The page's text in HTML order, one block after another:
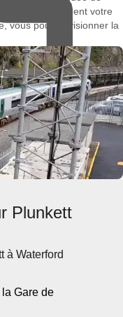
trouver facilement votre
vous pouvez visionner la
Plunkett
à Waterford
Gare de